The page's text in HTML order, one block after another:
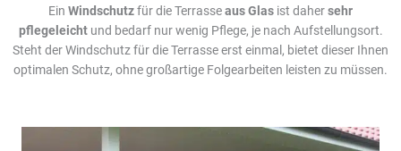
Ein Windschutzfür die Terrasseaus Glas ist dahersehr
pflegeleichtund bedarf nur wenig Pflege, je nach Aufstellungsort.
Steht der Windschutz für die Terrasse erst einmal, bietet dieser Ihnen
optimalen Schutz, ohne großartige Folgearbeiten leisten zu müssen.